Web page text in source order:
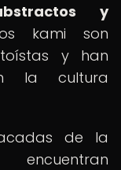
y
kami son
y han
la cultura
de la